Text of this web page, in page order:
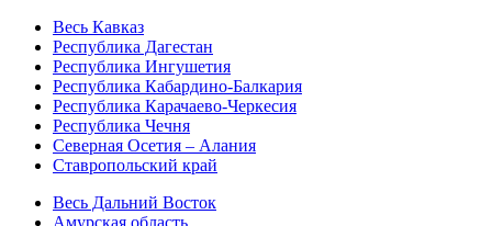
Весь Кавказ
Республика Дагестан
Республика Ингушетия
Республика Кабардино-Балкария
Республика Карачаево-Черкесия
Республика Чечня
Северная Осетия – Алания
Ставропольский край
Весь Дальний Восток
Амурская область